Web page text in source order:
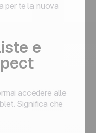
per te la nuova
e
accedere alle
Significa che